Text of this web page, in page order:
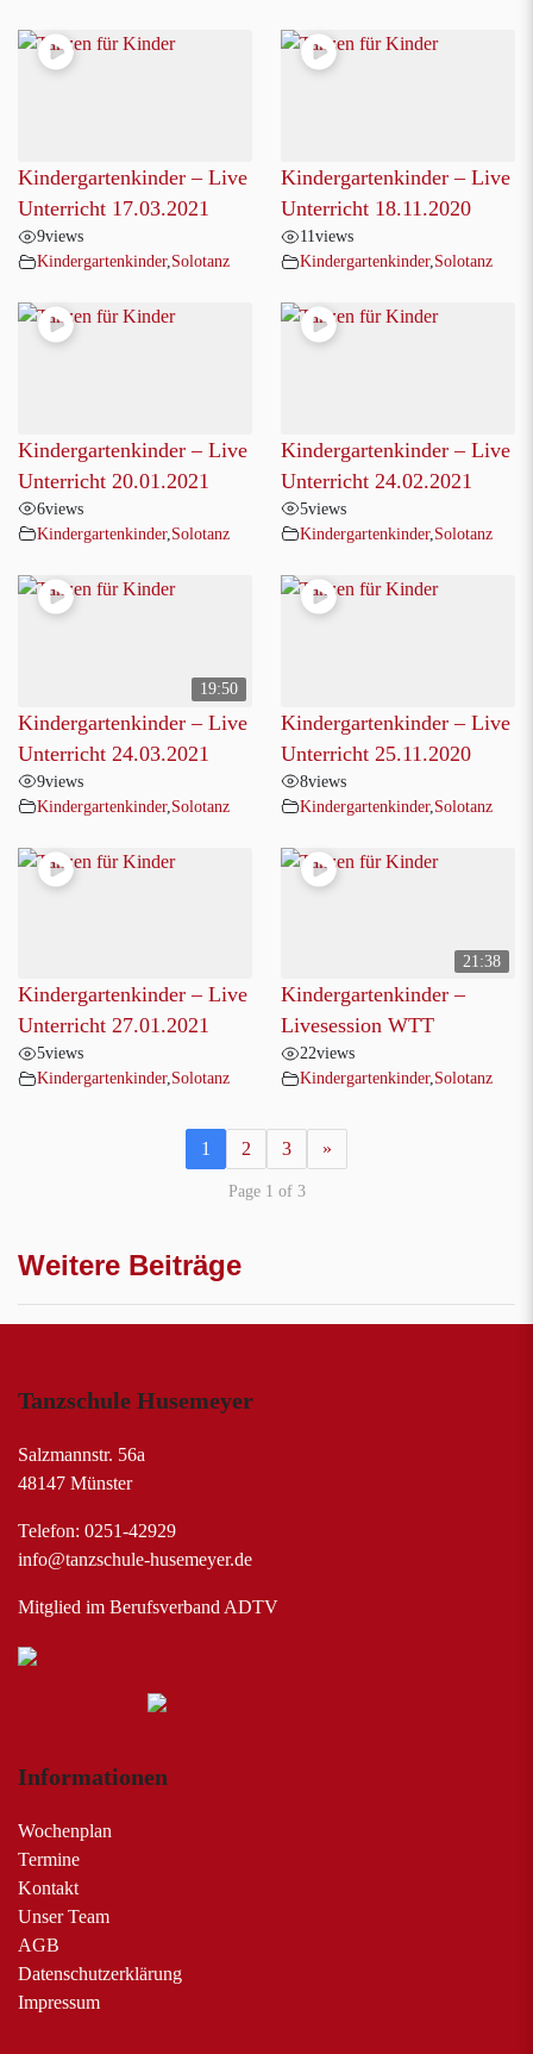
Kindergartenkinder – Live
Unterricht 17.03.2021
9views
Kindergartenkinder, Solotanz
Kindergartenkinder – Live
Unterricht 18.11.2020
11views
Kindergartenkinder, Solotanz
Kindergartenkinder – Live
Unterricht 20.01.2021
6views
Kindergartenkinder, Solotanz
Kindergartenkinder – Live
Unterricht 24.02.2021
5views
Kindergartenkinder, Solotanz
19:50
Kindergartenkinder – Live
Unterricht 24.03.2021
9views
Kindergartenkinder, Solotanz
Kindergartenkinder – Live
Unterricht 25.11.2020
8views
Kindergartenkinder, Solotanz
Kindergartenkinder – Live
Unterricht 27.01.2021
5views
Kindergartenkinder,Solotanz
21:38
Kindergartenkinder –
Livesession WTT
22views
Kindergartenkinder,Solotanz
1 2 3 »
Page 1 of 3
Weitere Beiträge
Tanzschule Husemeyer
Salzmannstr. 56a
48147 Münster
Telefon: 0251-42929
info@tanzschule-husemeyer.de
Mitglied im Berufsverband ADTV
Informationen
Wochenplan
Termine
Kontakt
Unser Team
AGB
Datenschutzerklärung
Impressum